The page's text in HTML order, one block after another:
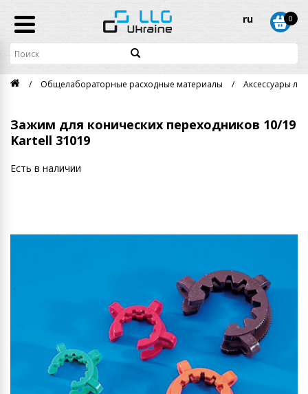
ru 0
Общелабораторные расходные материалы Аксессуары
Зажим для конических переходников 10/19
Kartell 31019
Есть в наличии